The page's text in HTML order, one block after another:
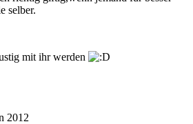
selber.
mit ihr werden
2012